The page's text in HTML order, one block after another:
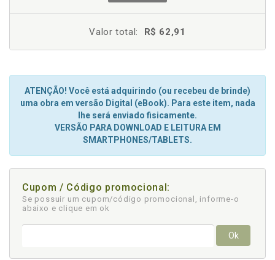
Valor total: R$ 62,91
ATENÇÃO! Você está adquirindo (ou recebeu de brinde)
uma obra em versão Digital (eBook). Para este item, nada
lhe será enviado fisicamente.
VERSÃO PARA DOWNLOAD E LEITURA EM
SMARTPHONES/TABLETS.
Cupom / Código promocional:
Se possuir um cupom/código promocional, informe-o
abaixo e clique em ok
Ok